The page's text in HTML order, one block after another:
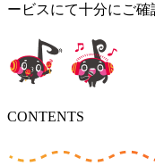
ービスにて十分にご確
CONTENTS